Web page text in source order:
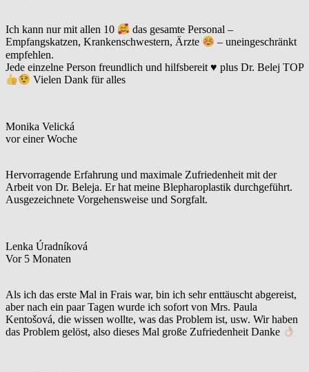
Ich kann nur mit allen 10
das gesamte Personal –
Empfangskatzen, Krankenschwestern, Ärzte
– uneingeschränkt
empfehlen.
Jede einzelne Person freundlich und hilfsbereit ♥️ plus Dr. Belej TOP
Vielen Dank für alles
Monika Velická
vor einer Woche
Hervorragende Erfahrung und maximale Zufriedenheit mit der
Arbeit von Dr. Beleja. Er hat meine Blepharoplastik durchgeführt.
Ausgezeichnete Vorgehensweise und Sorgfalt.
Lenka Úradníková
Vor 5 Monaten
Als ich das erste Mal in Frais war, bin ich sehr enttäuscht abgereist,
aber nach ein paar Tagen wurde ich sofort von Mrs. Paula
Kentošová, die wissen wollte, was das Problem ist, usw. Wir haben
das Problem gelöst, also dieses Mal große Zufriedenheit Danke